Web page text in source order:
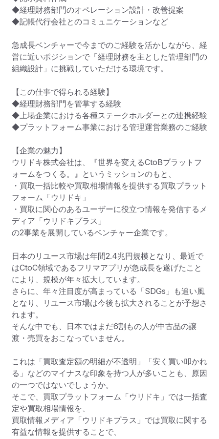
◆経理財務部門のオペレーション設計・改善提案
◆記帳代行会社とのコミュニケーションなど
急成長ベンチャーで今までのご経験を活かしながら、経
営に近いポジションで「経理財務を主とした管理部門の
組織設計」に挑戦していただける環境です。
【この仕事で得られる経験】
◆経理財務部門を管掌する経験
◆上場企業における各種ステークホルダーとの連携経験
◆プラットフォーム事業における管理運営業務のご経験
【企業の魅力】
ウリドキ株式会社は、『世界を変えるCtoBプラットフ
ォームをつくる。』というミッションのもと、
・買取一括比較や買取相場情報を提供する買取プラット
フォーム「ウリドキ」
・買取に関心のあるユーザーに役立つ情報を発信するメ
ディア「ウリドキプラス」
の2事業を展開しているベンチャー企業です。
日本のリユース市場は年間2.4兆円規模となり、最近で
はCtoC領域であるフリマアプリが急成長を遂げたこと
により、規模が年々拡大しています。
さらに、年々注目度が高まっている「SDGs」も追い風
となり、リユース市場は今後も拡大されることが予想さ
れます。
そんな中でも、日本ではまだ6割もの人が中古品の譲
渡・売買をおこなっていません。
これは「買取査定額の明細が不透明」「安く買い叩かれ
る」などのマイナスな印象を持つ人が多いことも、原因
の一つではないでしょうか。
そこで、買取プラットフォーム「ウリドキ」では一括査
定や買取相場情報を、
買取情報メディア「ウリドキプラス」では買取に関する
有益な情報を提供することで、